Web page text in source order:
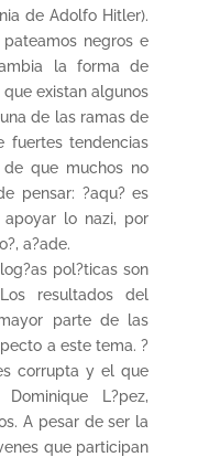
de Adolfo Hitler).
negros e
la forma de
existan algunos
de las ramas de
fuertes tendencias
de que muchos no
pensar: ?aqu? es
lo nazi, por
a?ade.
pol?ticas son
resultados del
parte de las
a este tema. ?
corrupta y el que
L?pez,
A pesar de ser la
que participan